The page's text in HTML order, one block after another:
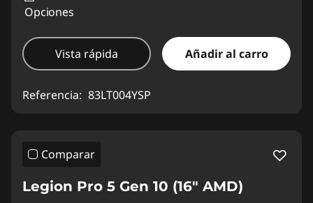
Opciones
Vista rápida Añadir al carro
Referencia: 83LT004YSP
Comparar
Legion Pro 5 Gen 10 (16" AMD)